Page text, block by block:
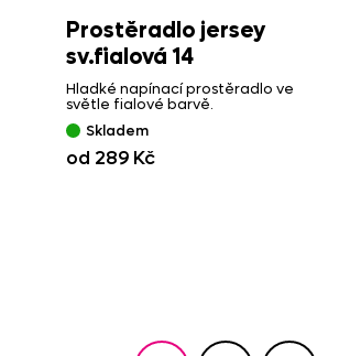
Prostěradlo jersey
sv.fialová 14
Hladké napínací prostěradlo ve
světle fialové barvě.
Skladem
od 289 Kč